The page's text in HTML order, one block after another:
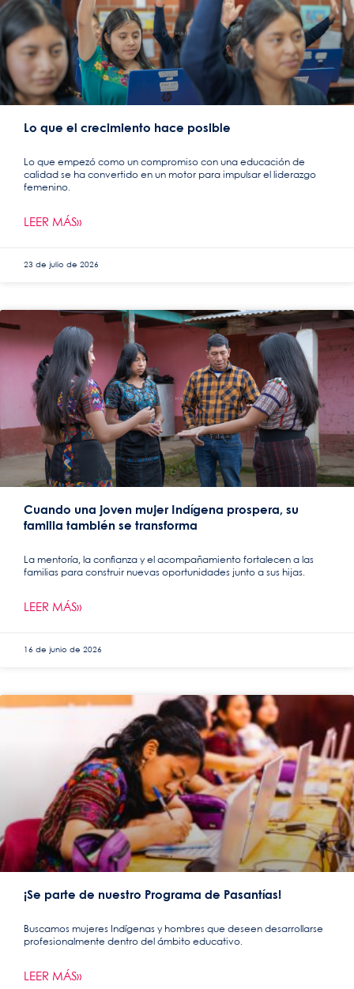
Lo que el crecimiento hace posible
Lo que empezó como un compromiso con una educación de
calidad se ha convertido en un motor para impulsar el liderazgo
femenino.
LEER MÁS»
23 de julio de 2026
Cuando una joven mujer Indígena prospera, su
familia también se transforma
La mentoría, la confianza y el acompañamiento fortalecen a las
familias para construir nuevas oportunidades junto a sus hijas.
LEER MÁS»
16 de junio de 2026
¡Se parte de nuestro Programa de Pasantías!
Buscamos mujeres Indígenas y hombres que deseen desarrollarse
profesionalmente dentro del ámbito educativo.
LEER MÁS»